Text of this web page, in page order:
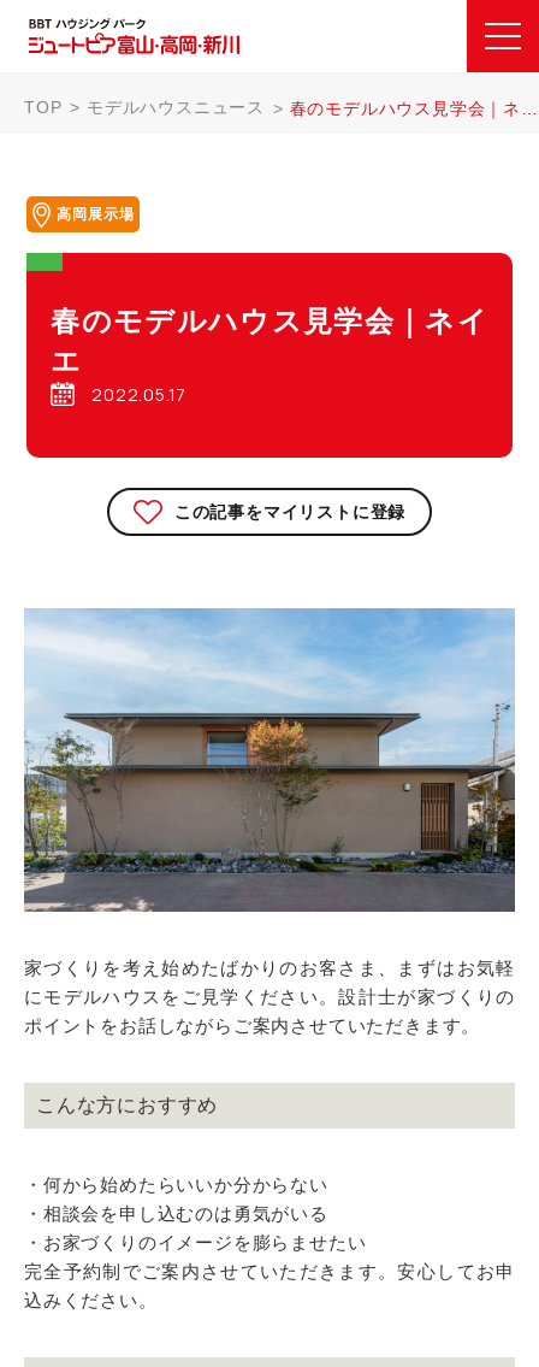
TOP モデルハウスニュース 春のモデルハウス見学会｜ネイエ
高岡展示場
春のモデルハウス見学会｜ネイ
エ
2022.05.17
この記事をマイリストに登録
家づくりを考え始めたばかりのお客さま、まずはお気軽
にモデルハウスをご見学ください。設計士が家づくりの
ポイントをお話しながらご案内させていただきます。
こんな方におすすめ
・何から始めたらいいか分からない
・相談会を申し込むのは勇気がいる
・お家づくりのイメージを膨らませたい
完全予約制でご案内させていただきます。安心してお申
込みください。